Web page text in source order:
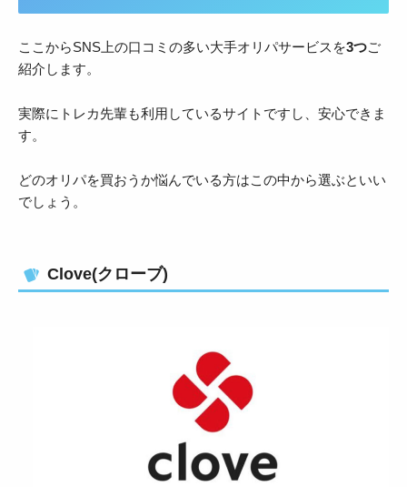
ここからSNS上の口コミの多い大手オリパサービスを3つご
紹介します。
実際にトレカ先輩も利用しているサイトですし、安心できま
す。
どのオリパを買おうか悩んでいる方はこの中から選ぶといい
でしょう。
Clove(クローブ)